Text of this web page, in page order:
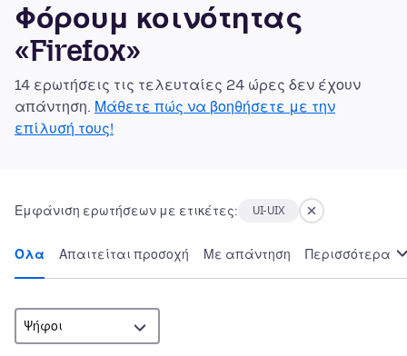
Φόρουμ κοινότητας
«Firefox»
14 ερωτήσεις τις τελευταίες 24 ώρες δεν έχουν
απάντηση. Μάθετε πώς να βοηθήσετε με την
επίλυσή τους!
Εμφάνιση ερωτήσεων με ετικέτες: UI-UIX
Όλα Απαιτείται προσοχή Με απάντηση Περισσότερα